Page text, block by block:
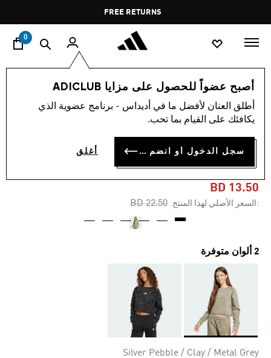
Pause
promotion
rotation
FREE RETURNS
0
أصبح عضواً للحصول على مزايا ADICLUB
أطلق العنان لأفضل ما في أديداس - برنامج عضوية الذي
يكافئك على القيام بما تحب.
سجل الدخول أو انضم الآن أغلق
الأطفال الملابس
-40%
كنزة FUTURE ICONS
CROPPED
BD 13.50
:السعر الأصلي لهذا المنتج Price reduced from
BD 22.50
to
2 ألوان متوفرة
Silver Pebble / Clay / Metal Grey